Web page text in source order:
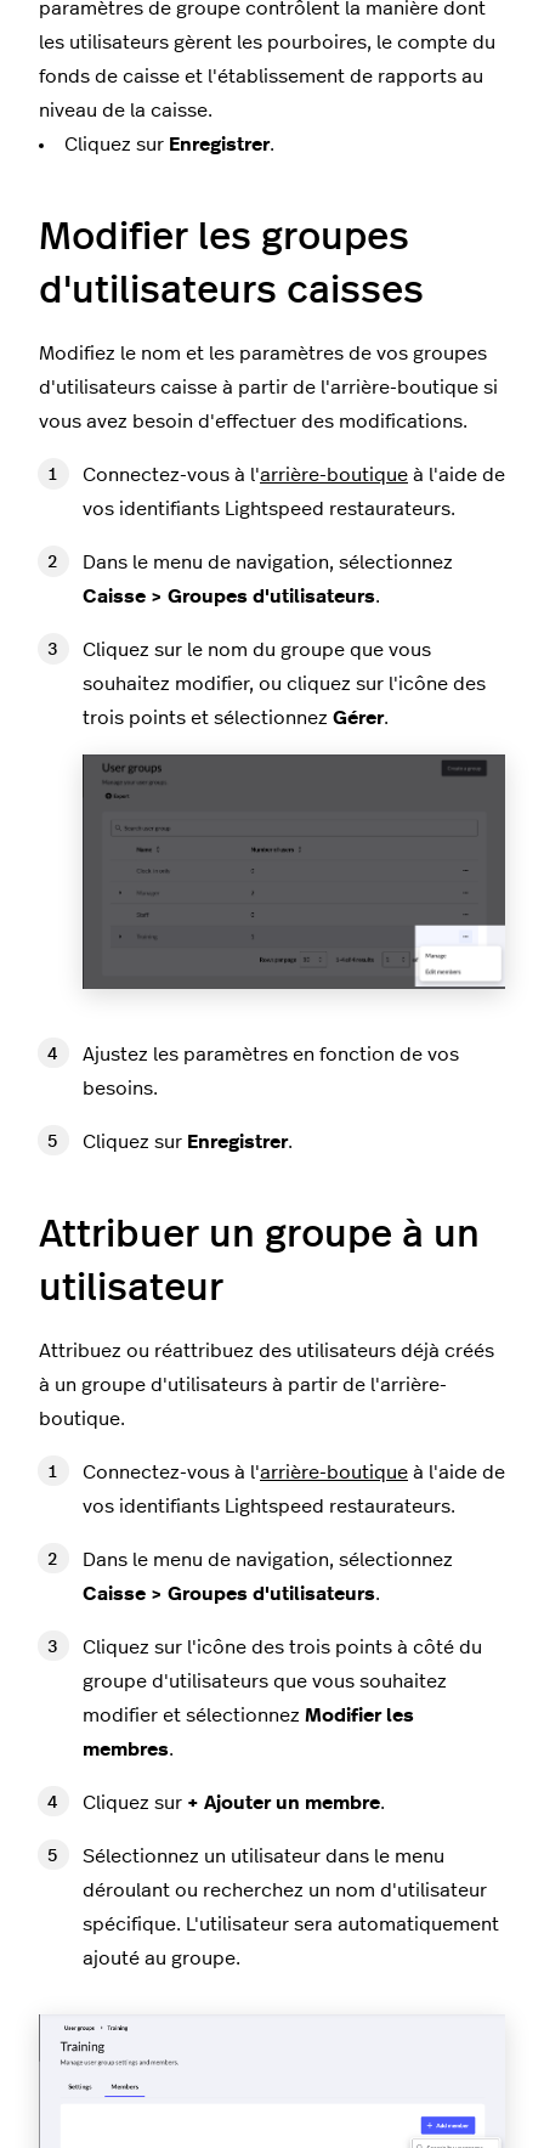
paramètres de groupe contrôlent la manière dont
les utilisateurs gèrent les pourboires, le compte du
fonds de caisse et l'établissement de rapports au
niveau de la caisse.
Cliquez sur Enregistrer.
Modifier les groupes
d'utilisateurs caisses
Modifiez le nom et les paramètres de vos groupes
d'utilisateurs caisse à partir de l'arrière-boutique si
vous avez besoin d'effectuer des modifications.
Connectez-vous à l'arrière-boutique à l'aide de
vos identifiants Lightspeed restaurateurs.
Dans le menu de navigation, sélectionnez
Caisse > Groupes d'utilisateurs.
Cliquez sur le nom du groupe que vous
souhaitez modifier, ou cliquez sur l'icône des
trois points et sélectionnez Gérer.
Ajustez les paramètres en fonction de vos
besoins.
Cliquez sur Enregistrer.
Attribuer un groupe à un
utilisateur
Attribuez ou réattribuez des utilisateurs déjà créés
à un groupe d'utilisateurs à partir de l'arrière-
boutique.
Connectez-vous à l'arrière-boutique à l'aide de
vos identifiants Lightspeed restaurateurs.
Dans le menu de navigation, sélectionnez
Caisse > Groupes d'utilisateurs.
Cliquez sur l'icône des trois points à côté du
groupe d'utilisateurs que vous souhaitez
modifier et sélectionnez Modifier les
membres.
Cliquez sur + Ajouter un membre.
Sélectionnez un utilisateur dans le menu
déroulant ou recherchez un nom d'utilisateur
spécifique. L'utilisateur sera automatiquement
ajouté au groupe.